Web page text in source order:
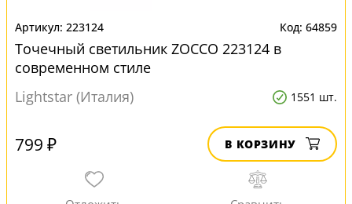
223124 64859
Точечный светильник ZOCCO 223124 в
современном стиле
Lightstar (Италия)
1551 шт.
799 ₽ В КОРЗИНУ